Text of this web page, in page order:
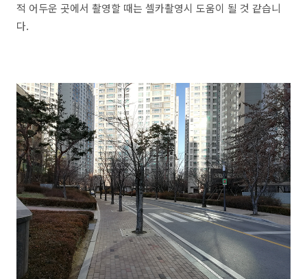
적 어두운 곳에서 촬영할 때는 셀카촬영시 도움이 될 것 같습니
다.